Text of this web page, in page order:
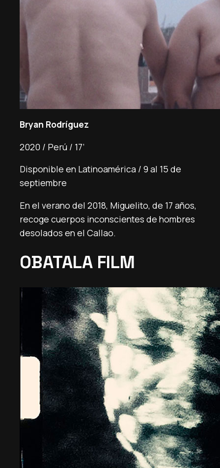
Bryan Rodríguez
2020 / Perú / 17’
Disponible en Latinoamérica / 9 al 15 de
septiembre
En el verano del 2018, Miguelito, de 17 años,
recoge cuerpos inconscientes de hombres
desolados en el Callao.
OBATALA FILM